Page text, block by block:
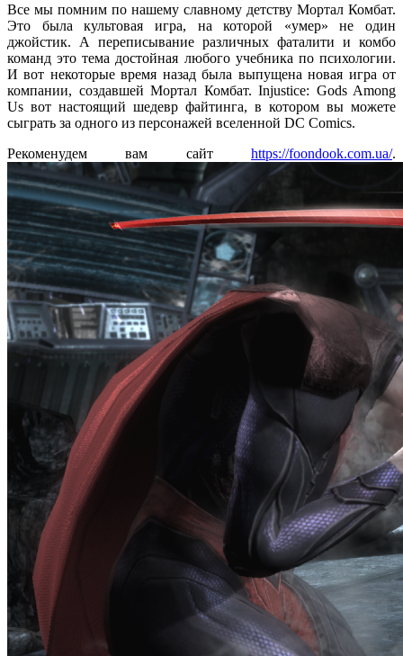
Все мы помним по нашему славному детству Мортал Комбат.
Это была культовая игра, на которой «умер» не один
джойстик. А переписывание различных фаталити и комбо
команд это тема достойная любого учебника по психологии.
И вот некоторые время назад была выпущена новая игра от
компании, создавшей Мортал Комбат. Injustice: Gods Among
Us вот настоящий шедевр файтинга, в котором вы можете
сыграть за одного из персонажей вселенной DC Comics.
Рекоменудем вам сайт https://foondook.com.ua/.